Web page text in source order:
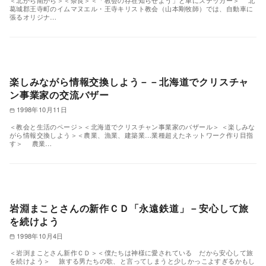
葛城郡王寺町のイムマヌエル・王寺キリスト教会（山本剛牧師）では、自動車に
張るオリジナ…
楽しみながら情報交換しよう－－北海道でクリスチャ
ン事業家の交流バザー
1998年10月11日
＜教会と生活のページ＞＜北海道でクリスチャン事業家のバザール＞ ＜楽しみな
がら情報交換しよう＞＜農業、漁業、建築業…業種超えたネットワーク作り目指
す＞ 農業…
岩淵まことさんの新作ＣＤ「永遠鉄道」－安心して旅
を続けよう
1998年10月4日
＜岩渕まことさん新作ＣＤ＞＜僕たちは神様に愛されている だから安心して旅
を続けよう＞ 旅する男たちの歌、と言ってしまうと少しかっこよすぎるかもし